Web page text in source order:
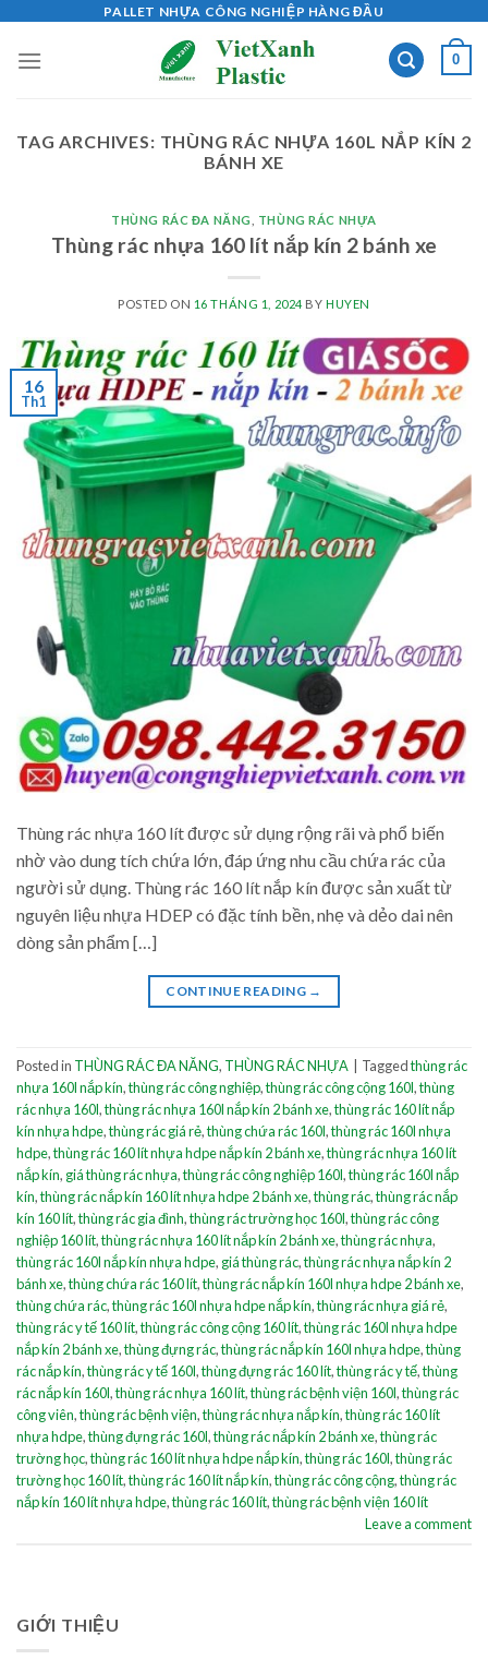
content
PALLET NHỰA CÔNG NGHIỆP HÀNG ĐẦU
0
TAG ARCHIVES: THÙNG RÁC NHỰA 160L NẮP KÍN 2
BÁNH XE
THÙNG RÁC ĐA NĂNG THÙNG RÁC NHỰA
Thùng rác nhựa 160 lít nắp kín 2 bánh xe
POSTED ON 16 THÁNG 1, 2024BY HUYEN
16
Th1
Thùng rác nhựa 160 lít được sử dụng rộng rãi và phổ biến
nhờ vào dung tích chứa lớn, đáp ứng nhu cầu chứa rác của
người sử dụng. Thùng rác 160 lít nắp kín được sản xuất từ
nguyên liệu nhựa HDEP có đặc tính bền, nhẹ và dẻo dai nên
dòng sản phẩm […]
CONTINUE READING →
Posted in THÙNG RÁC ĐA NĂNG, THÙNG RÁC NHỰA Taggedthùng rác
nhựa 160l nắp kín,thùng rác công nghiệp,thùng rác công cộng 160l,thùng
rác nhựa 160l,thùng rác nhựa 160l nắp kín 2 bánh xe,thùng rác 160 lít nắp
kín nhựa hdpe,thùng rác giá rẻ,thùng chứa rác 160l,thùng rác 160l nhựa
hdpe,thùng rác 160 lít nhựa hdpe nắp kín 2 bánh xe,thùng rác nhựa 160 lít
nắp kín, giá thùng rác nhựa,thùng rác công nghiệp 160l,thùng rác 160l nắp
kín,thùng rác nắp kín 160 lít nhựa hdpe 2 bánh xe,thùng rác,thùng rác nắp
kín 160 lít,thùng rác gia đình,thùng rác trường học 160l,thùng rác công
nghiệp 160 lít,thùng rác nhựa 160 lít nắp kín 2 bánh xe,thùng rác nhựa,
thùng rác 160l nắp kín nhựa hdpe, giá thùng rác,thùng rác nhựa nắp kín 2
bánh xe,thùng chứa rác 160 lít,thùng rác nắp kín 160l nhựa hdpe 2 bánh xe,
thùng chứa rác,thùng rác 160l nhựa hdpe nắp kín,thùng rác nhựa giá rẻ,
thùng rác y tế 160 lít,thùng rác công cộng 160 lít,thùng rác 160l nhựa hdpe
nắp kín 2 bánh xe,thùng đựng rác,thùng rác nắp kín 160l nhựa hdpe,thùng
rác nắp kín,thùng rác y tế 160l,thùng đựng rác 160 lít,thùng rác y tế,thùng
rác nắp kín 160l,thùng rác nhựa 160 lít,thùng rác bệnh viện 160l,thùng rác
công viên,thùng rác bệnh viện,thùng rác nhựa nắp kín,thùng rác 160 lít
nhựa hdpe,thùng đựng rác 160l,thùng rác nắp kín 2 bánh xe,thùng rác
trường học,thùng rác 160 lít nhựa hdpe nắp kín,thùng rác 160l,thùng rác
trường học 160 lít,thùng rác 160 lít nắp kín,thùng rác công cộng,thùng rác
nắp kín 160 lít nhựa hdpe,thùng rác 160 lít,thùng rác bệnh viện 160 lít
Leave a comment
GIỚI THIỆU